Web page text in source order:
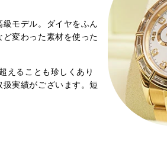
モデル。ダイヤをふん
変わった素材を使った
えることも珍しくあり
実績がございます。短